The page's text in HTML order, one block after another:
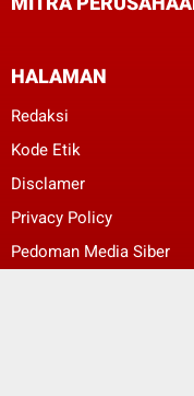
HALAMAN
Redaksi
Kode Etik
Disclamer
Privacy Policy
Pedoman Media Siber